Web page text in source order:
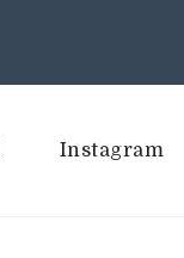
Instagram